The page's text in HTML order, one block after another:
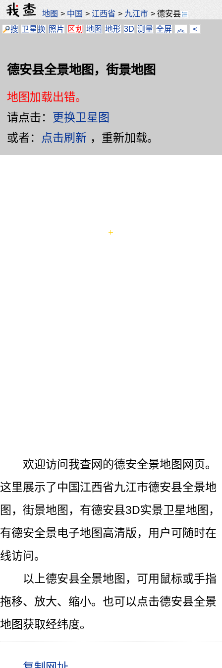
地图 > 中国 > 江西省 > 九江市 >德安县
搜 卫星换 照片 区划 地图 地形 3D 测量 全屏 ︽ <
德安县全景地图，街景地图
地图加载出错。
请点击： 更换卫星图
或者： 点击刷新 ，重新加载。
欢迎访问我查网的德安全景地图网页。
这里展示了中国江西省九江市德安县全景地
图，街景地图，有德安县3D实景卫星地图，
有德安全景电子地图高清版，用户可随时在
线访问。
以上德安县全景地图，可用鼠标或手指
拖移、放大、缩小。也可以点击德安县全景
地图获取经纬度。